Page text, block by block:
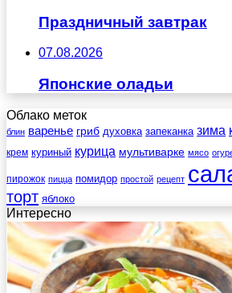
Праздничный завтрак
07.08.2026
Японские оладьи
Облако меток
блин варенье гриб духовка запеканка зима
крем куриный курица мультиварке мясо
пирожок пицца помидор простой рецепт
торт яблоко
Интересно